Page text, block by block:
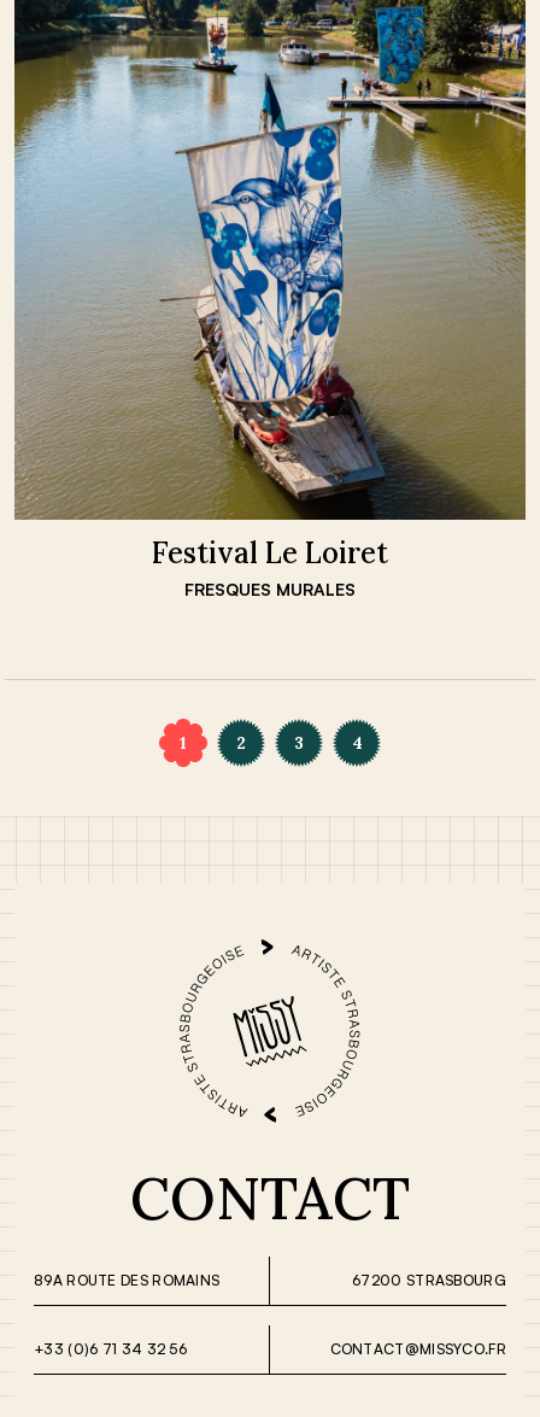
Festival Le Loiret
FRESQUES MURALES
1 2 3 4
CONTACT
89A ROUTE DES ROMAINS 67200 STRASBOURG
+33 (0)6 71 34 32 56 CONTACT@MISSYCO.FR